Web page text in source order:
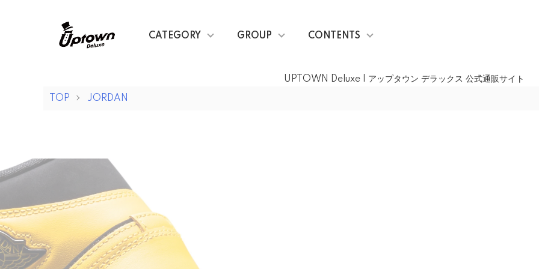
UPTOWN Deluxe | アップタウン デラックス 公式通販サイト
CATEGORY GROUP CONTENTS
TOP JORDAN